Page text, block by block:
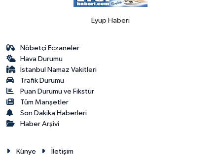
Eyup Haberi
Nöbetçi Eczaneler
Hava Durumu
İstanbul Namaz Vakitleri
Trafik Durumu
Puan Durumu ve Fikstür
Tüm Manşetler
Son Dakika Haberleri
Haber Arşivi
Künye İletişim